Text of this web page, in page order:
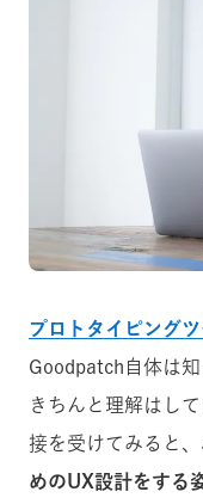
プロトタイピング
Goodpatch自体は
きちんと理解はし
接を受けてみると、
めのUX設計をする